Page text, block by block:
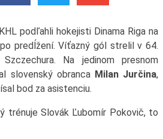
podľahli hokejisti Dinama Riga na
predĺžení. Víťazný gól strelil v 64.
Na jedinom presnom
slovenský obranca Milan Jurčina,
bod za asistenciu.
trénuje Slovák Ľubomír Pokovič, to